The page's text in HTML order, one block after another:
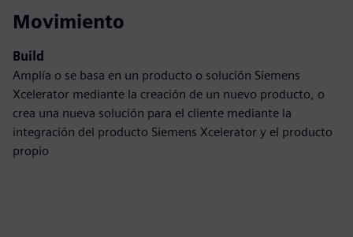
Movimiento
Build
Amplía o se basa en un producto o solución Siemens
Xcelerator mediante la creación de un nuevo producto, o
crea una nueva solución para el cliente mediante la
integración del producto Siemens Xcelerator y el producto
propio